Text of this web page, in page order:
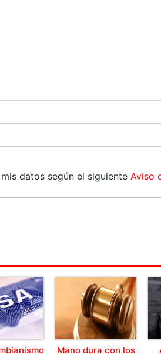
datos según el siguiente Aviso
Mano dura con los